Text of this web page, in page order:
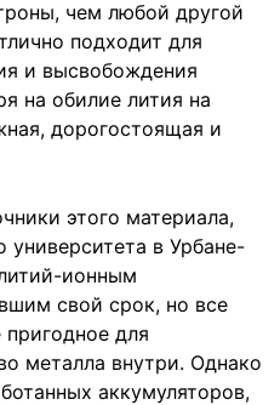
чем любой другой
подходит для
и высвобождения
на обилие лития на
дорогостоящая и
этого материала,
университета в Урбане-
ионным
свой срок, но все
для
металла внутри. Однако
аккумуляторов,